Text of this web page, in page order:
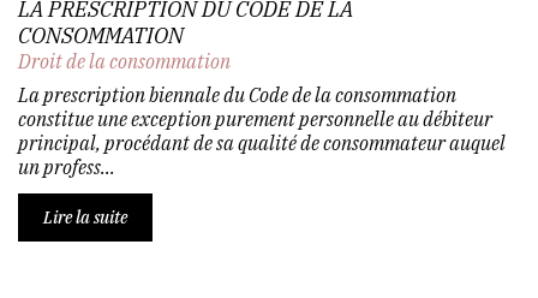
LA PRESCRIPTION DU CODE DE LA
CONSOMMATION
Droit de la consommation
La prescription biennale du Code de la consommation
constitue une exception purement personnelle au débiteur
principal, procédant de sa qualité de consommateur auquel
un profess...
Lire la suite